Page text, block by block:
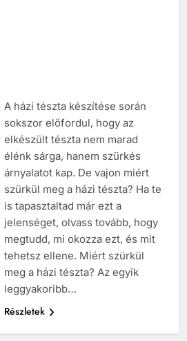
A házi tészta készítése során
sokszor előfordul, hogy az
elkészült tészta nem marad
élénk sárga, hanem szürkés
árnyalatot kap. De vajon miért
szürkül meg a házi tészta? Ha te
is tapasztaltad már ezt a
jelenséget, olvass tovább, hogy
megtudd, mi okozza ezt, és mit
tehetsz ellene. Miért szürkül
meg a házi tészta? Az egyik
leggyakoribb…
Részletek